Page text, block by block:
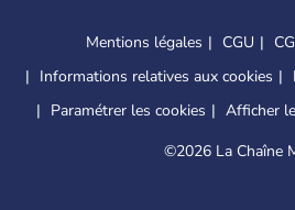
Mentions légales CGU
Informations relatives aux cookies
Paramétrer les cookies
Afficher
©2026 La Chaîne